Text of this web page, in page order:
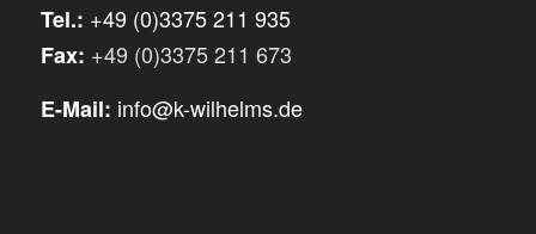
Tel.: +49 (0)3375 211 935
Fax: +49 (0)3375 211 673
E-Mail: info@k-wilhelms.de